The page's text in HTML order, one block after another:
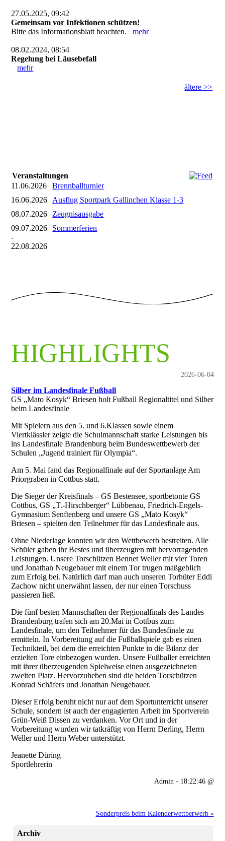
27.05.2025, 09:42
Gemeinsam vor Infektionen schützen!
Bitte das Informationsblatt beachten.mehr
08.02.2024, 08:54
Regelung bei Läusebefall
mehr
ältere >>
Veranstaltungen
11.06.2026
Brennballturnier
16.06.2026
Ausflug Sportpark Gallinchen Klasse 1-3
08.07.2026
Zeugnisausgabe
09.07.2026
-
22.08.2026
Sommerferien
HIGHLIGHTS
2026-06-04
Silber im Landesfinale Fußball
GS „Mato Kosyk“ Briesen holt Fußball Regionaltitel und Silber
beim Landesfinale
Mit Spielern aus den 5. und 6.Klassen sowie einem
Viertklässler zeigte die Schulmannschaft starke Leistungen bis
ins Landesfinale Brandenburg beim Bundeswettbewerb der
Schulen „Jugend trainiert für Olympia“.
Am 5. Mai fand das Regionalfinale auf der Sportanlage Am
Priorgraben in Cottbus statt.
Die Sieger der Kreisfinals – GS Bestensee, sportbetonte GS
Cottbus, GS „T.-Hirschberger“ Lübbenau, Friedrich-Engels-
Gymnasium Senftenberg und unsere GS „Mato Kosyk“
Briesen – spielten den Teilnehmer für das Landesfinale aus.
Ohne Niederlage konnten wir den Wettbewerb bestreiten. Alle
Schüler gaben ihr Bestes und überzeugten mit hervorragenden
Leistungen. Unsere Torschützen Bennet Weller mit vier Toren
und Jonathan Neugebauer mit einem Tor trugen maßgeblich
zum Erfolg bei. Natürlich darf man auch unseren Torhüter Eddi
Zachow nicht unerwähnt lassen, der nur einen Torschuss
passieren ließ.
Die fünf besten Mannschaften der Regionalfinals des Landes
Brandenburg trafen sich am 20.Mai in Cottbus zum
Landesfinale, um den Teilnehmer für das Bundesfinale zu
ermitteln. In Vorbereitung auf die Fußballspiele gab es einen
Technikteil, bei dem die erreichten Punkte in die Bilanz der
erzielten Tore einbezogen wurden. Unsere Fußballer erreichten
mit ihrer überzeugenden Spielweise einen ausgezeichneten
zweiten Platz. Hervorzuheben sind die beiden Torschützen
Konrad Schäfers und Jonathan Neugebauer.
Dieser Erfolg beruht nicht nur auf dem Sportunterricht unserer
Schule, sondern ist auch der engagierten Arbeit im Sportverein
Grün-Weiß Dissen zu verdanken. Vor Ort und in der
Vorbereitung wurden wir tatkräftig von Herrn Derling, Herrn
Weller und Herrn Weber unterstützt.
Jeanette Düring
Sportlehrerin
Admin - 18:22:46 @
Sonderpreis beim Kalenderwettberwerb »
Archiv